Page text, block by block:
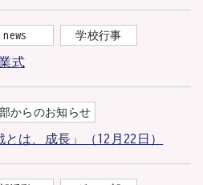
news 学校行事
式
からのお知らせ
は、成長」（12月22日）